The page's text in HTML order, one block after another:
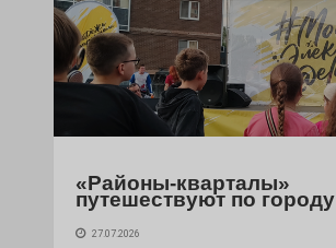
«Районы-кварталы»
путешествуют по городу
27.07.2026